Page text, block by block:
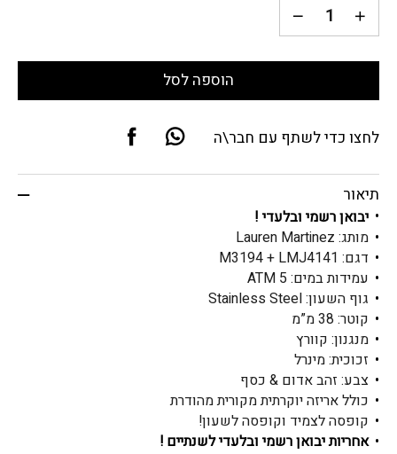
הוספה לסל
לחצו כדי לשתף עם חבר\ה
תיאור
יבואן רשמי ובלעדי !
מותג: Lauren Martinez
דגם: M3194 + LMJ4141
עמידות במים: ATM 5
גוף השעון: Stainless Steel
קוטר: 38 מ”מ
מנגנון: קוורץ
זכוכית: מינרל
צבע: זהב אדום & כסף
כולל אריזה יוקרתית מקורית מהודרת
קופסה לצמיד וקופסה לשעון!
אחריות יבואן רשמי ובלעדי לשנתיים !